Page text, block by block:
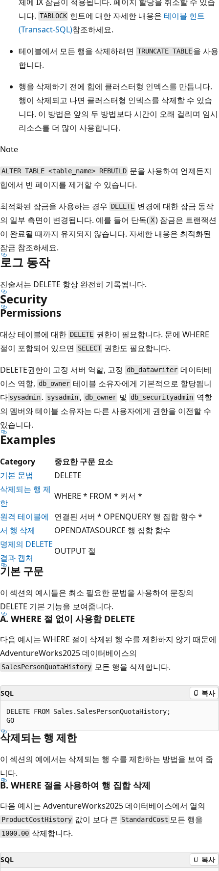
니다. TABLOCK 힌트에 대한 자세한 내용은테이블 힌트
(Transact-SQL)참조하세요.
테이블에서 모든 행을 삭제하려면 TRUNCATE TABLE 을 사용
합니다.
행을 삭제하기 전에 힙에 클러스터형 인덱스를 만듭니다.
행이 삭제되고 나면 클러스터형 인덱스를 삭제할 수 있습
니다. 이 방법은 앞의 두 방법보다 시간이 오래 걸리며 임시
리소스를 더 많이 사용합니다.
Note
ALTER TABLE <table_name> REBUILD 문을 사용하여 언제든지
힙에서 빈 페이지를 제거할 수 있습니다.
최적화된 잠금을 사용하는 경우 DELETE 변경에 대한 잠금 동작
의 일부 측면이 변경됩니다. 예를 들어 단독( X) 잠금은 트랜잭션
이 완료될 때까지 유지되지 않습니다. 자세한 내용은 최적화된
잠금 참조하세요.
로그 동작
진술서는 DELETE 항상 완전히 기록됩니다.
Security
Permissions
대상 테이블에 대한 DELETE 권한이 필요합니다. 문에 WHERE
절이 포함되어 있으면
SELECT 권한도 필요합니다.
DELETE권한이 고정 서버 역할, 고정
db_datawriter 데이터베
이스 역할, db_owner 테이블 소유자에게 기본적으로 할당됩니
다 sysadmin . sysadmin , db_owner 및 db_securityadmin 역할
의 멤버와 테이블 소유자는 다른 사용자에게 권한을 이전할 수
있습니다.
Examples
Category
중요한 구문 요소
기본 문법
DELETE
삭제되는 행 제
한
WHERE * FROM * 커서 *
원격 테이블에
서 행 삭제
연결된 서버 * OPENQUERY 행 집합 함수 *
OPENDATASOURCE 행 집합 함수
명제의 DELETE
결과 캡처
OUTPUT 절
기본 구문
이 섹션의 예시들은 최소 필요한 문법을 사용하여 문장의
DELETE 기본 기능을 보여줍니다.
A. WHERE 절 없이 사용함 DELETE
다음 예시는 WHERE 절이 삭제된 행 수를 제한하지 않기 때문에
AdventureWorks2025 데이터베이스의
SalesPersonQuotaHistory 모든 행을 삭제합니다.
SQL 복사
DELETE FROM Sales.SalesPersonQuotaHistory;
삭제되는 행 제한
이 섹션의 예에서는 삭제되는 행 수를 제한하는 방법을 보여 줍
니다.
B. WHERE 절을 사용하여 행 집합 삭제
다음 예시는 AdventureWorks2025 데이터베이스에서 열의
ProductCostHistory 값이 보다 큰 StandardCost 모든 행을
1000.00 삭제합니다.
SQL 복사